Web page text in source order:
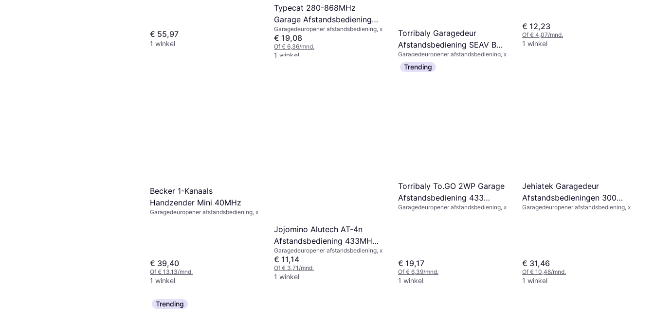
€ 55,97
1 winkel
Typecat 280-868MHz
Garage Afstandsbediening
Duplicator Grijs Wit
Garagedeuropener afstandsbediening, x
€ 19,08
Of € 6,36/mnd.
1 winkel
Torribaly Garagedeur
Afstandsbediening SEAV BE-
HAPPY-RS2 RS1 RS3 Zender
433 MHz
Garagedeuropener afstandsbediening, x
€ 13,79
Of € 4,59/mnd.
€ 12,23
Of € 4,07/mnd.
1 winkel
Becker 1-Kanaals
Handzender Mini 40MHz
Garagedeuropener afstandsbediening, x
€ 39,40
Of € 13,13/mnd.
1 winkel
Jojomino Alutech AT-4n
Afstandsbediening 433MHz
4 Knoppen
Garagedeuropener afstandsbediening, x
€ 11,14
Of € 3,71/mnd.
1 winkel
Trending
Torribaly To.GO 2WP Garage
Afstandsbediening 433
92MHz
Garagedeuropener afstandsbediening, x
€ 19,17
Of € 6,39/mnd.
1 winkel
Jehiatek Garagedeur
Afstandsbedieningen 300
MHz 10 DIP Schakelaar
Garagedeuropener afstandsbediening, x
€ 31,46
Of € 10,48/mnd.
1 winkel
Trending